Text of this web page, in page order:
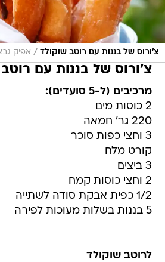
צ'ורוס של בננות עם רוטב שוקולד / אפיק
צ'ורוס של בננות עם
מרכיבים (ל-5 סועדים):
2 כוסות מים
220 גר' חמאה
3 וחצי כפות סוכר
קורט מלח
3 ביצים
2 וחצי כוסות קמח
1/2 כפית אבקת סודה לשתייה
5 בננות בשלות מעוכות לפירה
לרוטב שוקולד